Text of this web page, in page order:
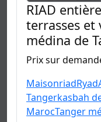
RIAD
terrasses et
médina de
Prix sur
MaisonriadRyad
Tangerkasbah
MarocTanger